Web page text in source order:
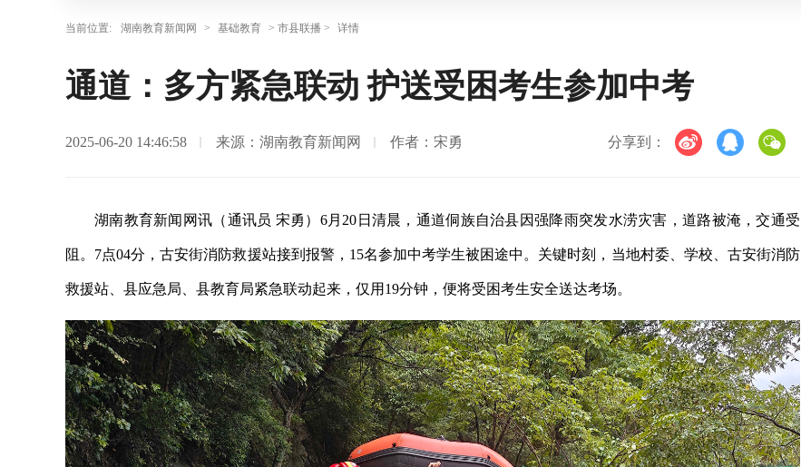
当前位置: 湖南教育新闻网 > 基础教育 > 市县联播 > 详情
通道：多方紧急联动 护送受困考生参加中考
2025-06-20 14:46:58 来源：湖南教育新闻网 作者：宋勇 分享到：
湖南教育新闻网讯（通讯员 宋勇）6月20日清晨，通道侗族自治县因强降雨突发水涝灾害，道路被淹，交通受
阻。7点04分，古安街消防救援站接到报警，15名参加中考学生被困途中。关键时刻，当地村委、学校、古安街消防
救援站、县应急局、县教育局紧急联动起来，仅用19分钟，便将受困考生安全送达考场。